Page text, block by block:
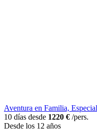
Aventura en Familia,
10 días desde 1220 € /pers.
Desde los 12 años